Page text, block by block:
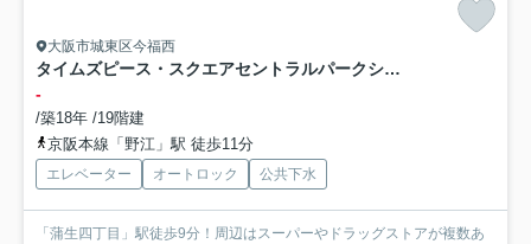
大阪市城東区今福西
タイムズピース・スクエアセントラルパークシティ
-
/築18年 /19階建
京阪本線「野江」駅 徒歩11分
エレベーター オートロック 公共下水
「蒲生四丁目」駅徒歩9分！周辺はスーパーやドラッグストアが複数あ